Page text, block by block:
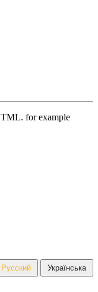
for example
Русский Українська